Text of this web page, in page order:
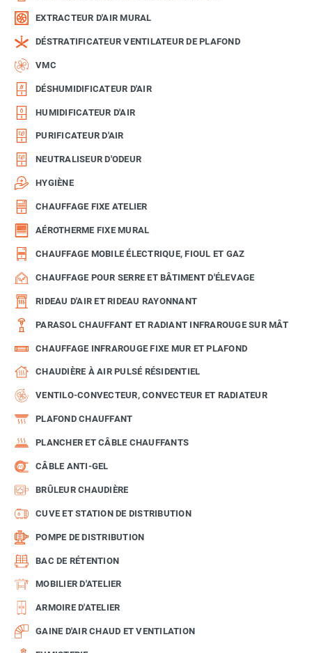
EXTRACTEUR D'AIR MURAL
DÉSTRATIFICATEUR VENTILATEUR DE PLAFOND
VMC
DÉSHUMIDIFICATEUR D'AIR
HUMIDIFICATEUR D'AIR
PURIFICATEUR D'AIR
NEUTRALISEUR D'ODEUR
HYGIÈNE
CHAUFFAGE FIXE ATELIER
AÉROTHERME FIXE MURAL
CHAUFFAGE MOBILE ÉLECTRIQUE, FIOUL ET GAZ
CHAUFFAGE POUR SERRE ET BÂTIMENT D'ÉLEVAGE
RIDEAU D'AIR ET RIDEAU RAYONNANT
PARASOL CHAUFFANT ET RADIANT INFRAROUGE SUR MÂT
CHAUFFAGE INFRAROUGE FIXE MUR ET PLAFOND
CHAUDIÈRE À AIR PULSÉ RÉSIDENTIEL
VENTILO-CONVECTEUR, CONVECTEUR ET RADIATEUR
PLAFOND CHAUFFANT
PLANCHER ET CÂBLE CHAUFFANTS
CÂBLE ANTI-GEL
BRÛLEUR CHAUDIÈRE
CUVE ET STATION DE DISTRIBUTION
POMPE DE DISTRIBUTION
BAC DE RÉTENTION
MOBILIER D'ATELIER
ARMOIRE D'ATELIER
GAINE D'AIR CHAUD ET VENTILATION